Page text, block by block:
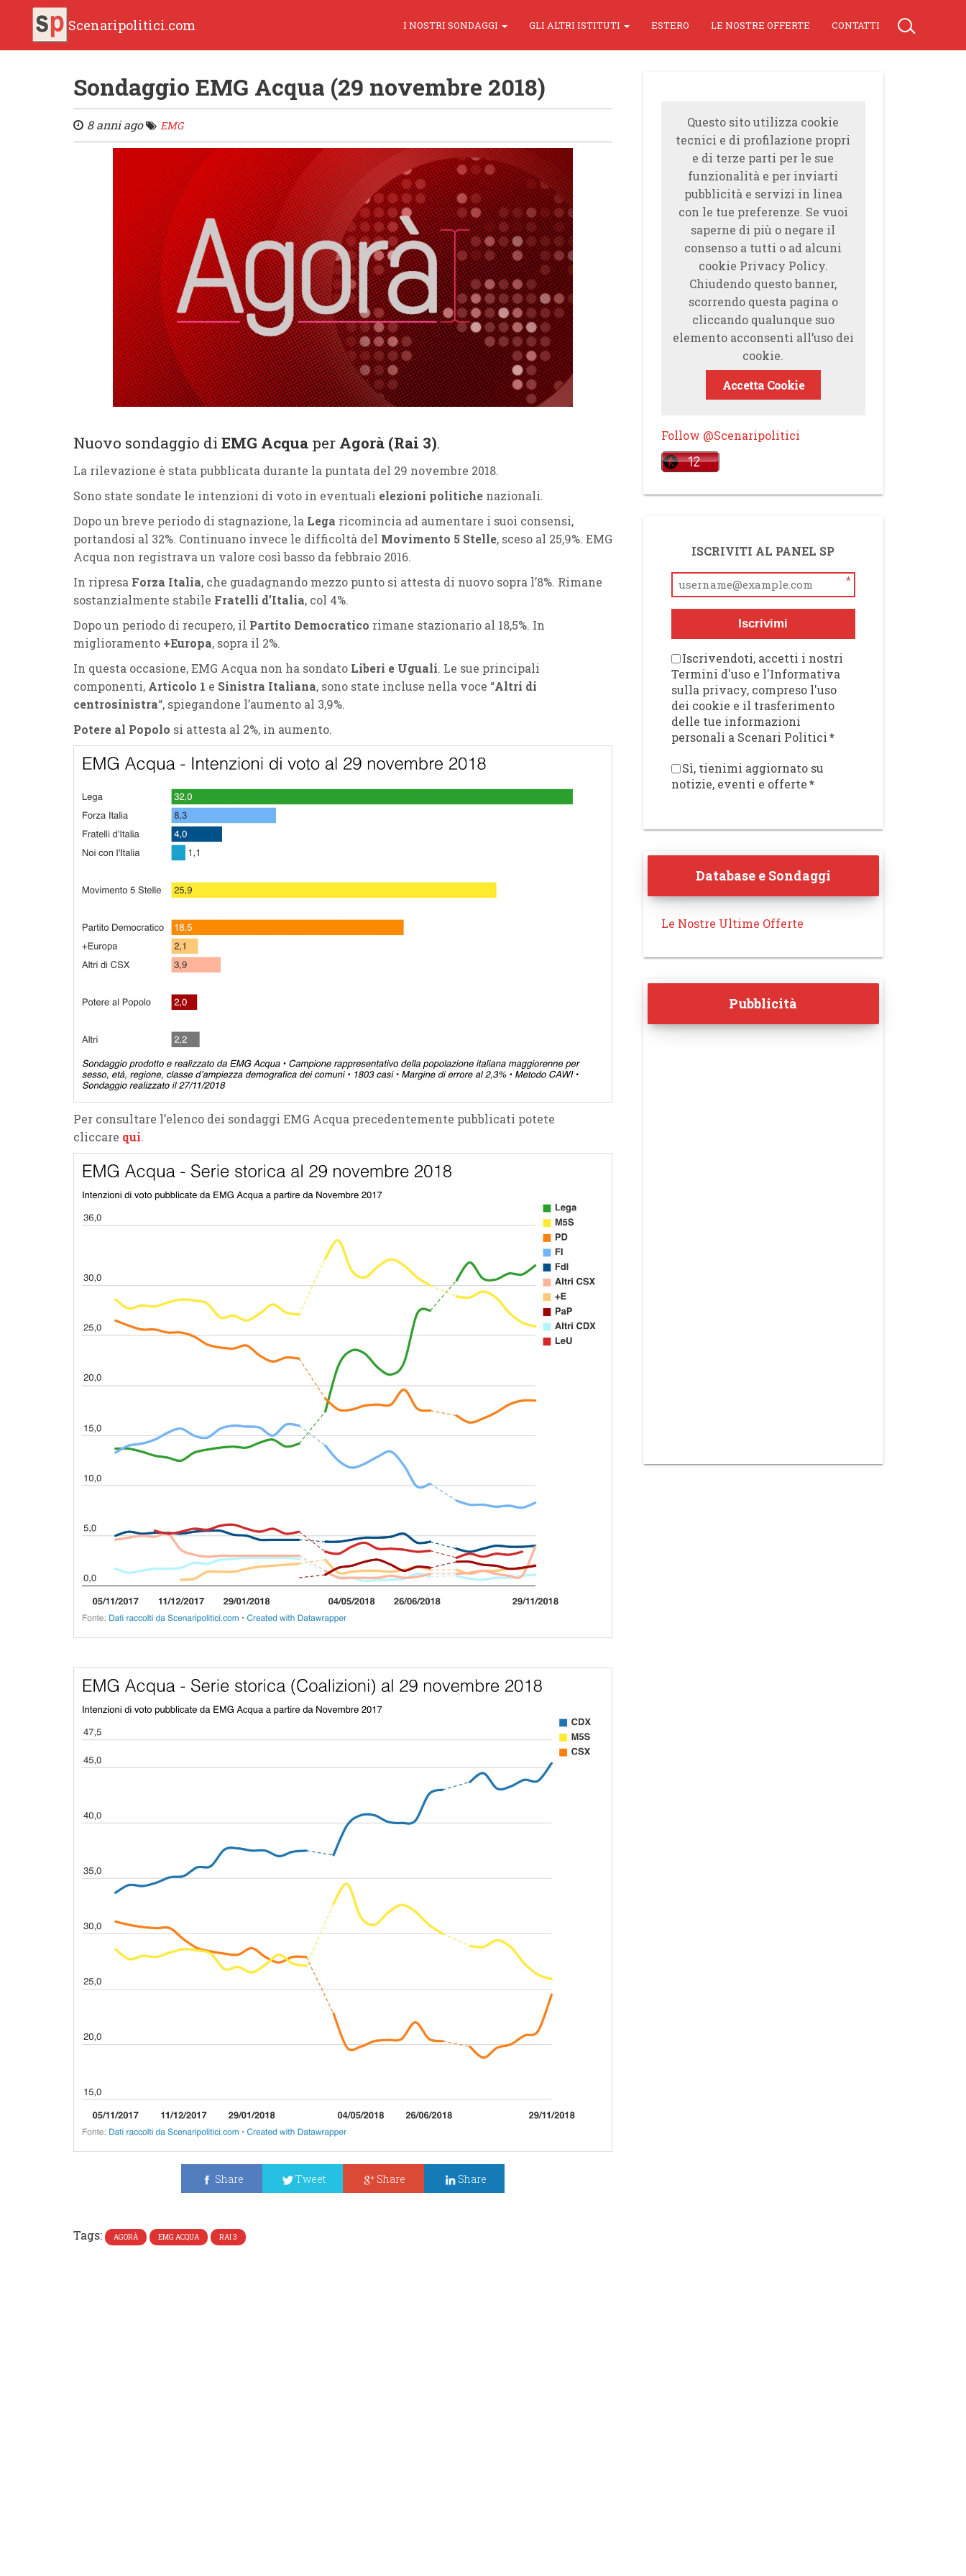
Scenaripolitici.com I NOSTRI SONDAGGI GLI ALTRI ISTITUTI ESTERO LE NOSTRE OFFERTE CONTATTI
Sondaggio EMG Acqua (29 novembre 2018)
8 anni ago EMG
Nuovo sondaggio di EMG Acqua per Agorà (Rai 3).
La rilevazione è stata pubblicata durante la puntata del 29 novembre 2018.
Sono state sondate le intenzioni di voto in eventuali elezioni politiche nazionali.
Dopo un breve periodo di stagnazione, la Lega ricomincia ad aumentare i suoi consensi,
portandosi al 32%. Continuano invece le difficoltà del Movimento 5 Stelle, sceso al 25,9%. EMG
Acqua non registrava un valore così basso da febbraio 2016.
In ripresa Forza Italia, che guadagnando mezzo punto si attesta di nuovo sopra l’8%. Rimane
sostanzialmente stabile Fratelli d’Italia, col 4%.
Dopo un periodo di recupero, il Partito Democratico rimane stazionario al 18,5%. In
miglioramento +Europa, sopra il 2%.
In questa occasione, EMG Acqua non ha sondato Liberi e Uguali. Le sue principali
componenti, Articolo 1 e Sinistra Italiana, sono state incluse nella voce “Altri di
centrosinistra“, spiegandone l’aumento al 3,9%.
Potere al Popolo si attesta al 2%, in aumento.
Per consultare l’elenco dei sondaggi EMG Acqua precedentemente pubblicati potete
cliccare qui.
Share Tweet Share Share
Tags: AGORÀ EMG ACQUA RAI 3
Questo sito utilizza cookie
tecnici e di profilazione propri
e di terze parti per le sue
funzionalità e per inviarti
pubblicità e servizi in linea
con le tue preferenze. Se vuoi
saperne di più o negare il
consenso a tutti o ad alcuni
cookie Privacy Policy.
Chiudendo questo banner,
scorrendo questa pagina o
cliccando qualunque suo
elemento acconsenti all’uso dei
cookie.
Accetta Cookie
Follow @Scenaripolitici
ISCRIVITI AL PANEL SP
*
Iscrivimi
Iscrivendoti, accetti i nostri
Termini d'uso e l'Informativa
sulla privacy, compreso l'uso
dei cookie e il trasferimento
delle tue informazioni
personali a Scenari Politici*
Sì, tienimi aggiornato su
notizie, eventi e offerte*
Database e Sondaggi
Le Nostre Ultime Offerte
Pubblicità